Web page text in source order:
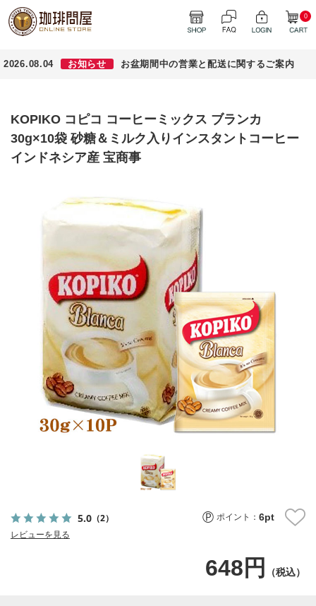
0
2026.08.04 お知らせ お盆期間中の営業と配送に関するご案内
KOPIKO コピコ コーヒーミックス ブランカ
30g×10袋 砂糖＆ミルク入りインスタントコーヒー
インドネシア産 宝商事
5.0（2）
レビューを見る
ポイント：6pt
648円 （税込）